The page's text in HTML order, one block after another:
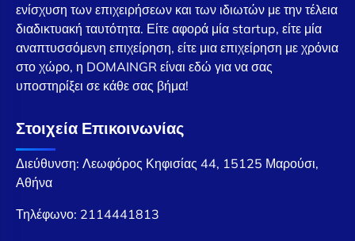
ενίσχυση των επιχειρήσεων και των ιδιωτών με την τέλεια
διαδικτυακή ταυτότητα. Είτε αφορά μία startup, είτε μία
αναπτυσσόμενη επιχείρηση, είτε μια επιχείρηση με χρόνια
στο χώρο, η DOMAINGR είναι εδώ για να σας
υποστηρίξει σε κάθε σας βήμα!
Στοιχεία Επικοινωνίας
Διεύθυνση: Λεωφόρος Κηφισίας 44, 15125 Μαρούσι,
Αθήνα
Τηλέφωνο: 2114441813